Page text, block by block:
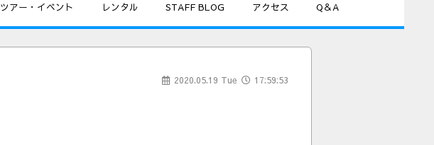
ツアー・イベント レンタル STAFF BLOG アクセス Q＆A
2020.05.19 Tue 17:59:53